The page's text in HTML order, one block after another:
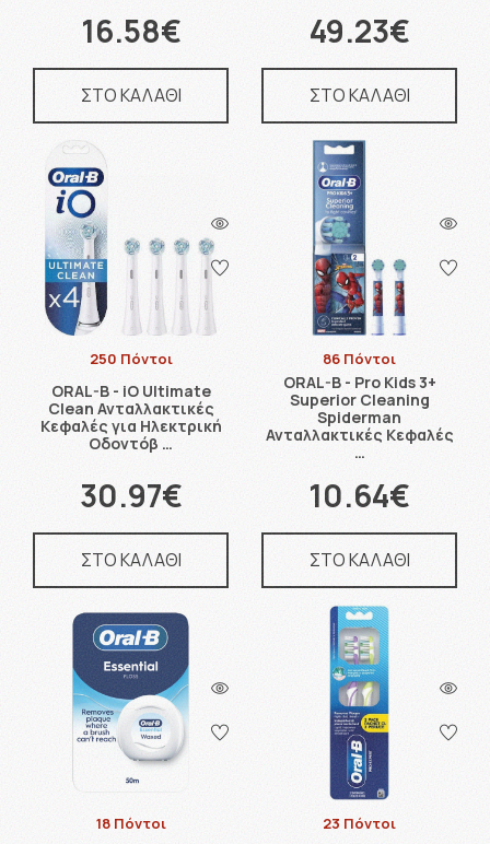
16.58€
ΣΤΟ ΚΑΛΑΘΙ
49.23€
ΣΤΟ ΚΑΛΑΘΙ
250 Πόντοι
ORAL-B - iO Ultimate
Clean Ανταλλακτικές
Κεφαλές για Ηλεκτρική
Οδοντόβ …
30.97€
ΣΤΟ ΚΑΛΑΘΙ
86 Πόντοι
ORAL-B - Pro Kids 3+
Superior Cleaning
Spiderman
Ανταλλακτικές Κεφαλές
…
10.64€
ΣΤΟ ΚΑΛΑΘΙ
18 Πόντοι 23 Πόντοι